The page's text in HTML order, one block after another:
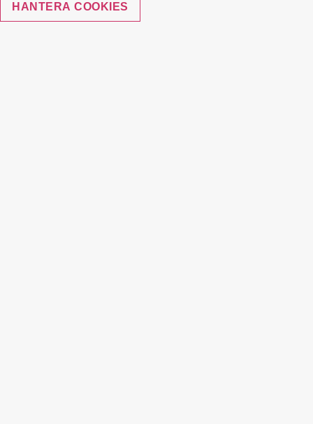
HANTERA COOKIES